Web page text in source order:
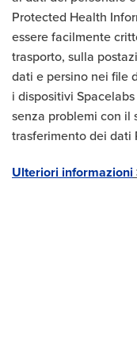
Protected Health
essere facilmente
trasporto, sulla
dati e persino nei file
i dispositivi
senza problemi con il
trasferimento dei dati
Ulteriori informazioni